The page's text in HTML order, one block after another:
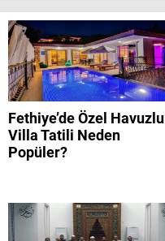
Fethiye’de Özel Havuzlu
Villa Tatili Neden
Popüler?